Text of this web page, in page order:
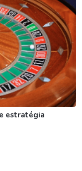
estratégia